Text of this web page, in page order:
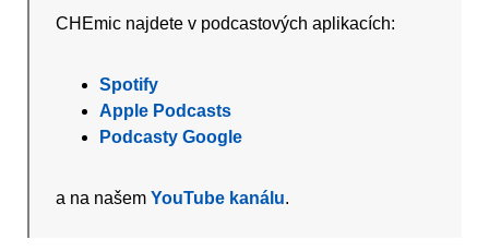
CHEmic najdete v podcastových aplikacích:
Spotify
Apple Podcasts
Podcasty Google
a na našemYouTube kanálu.